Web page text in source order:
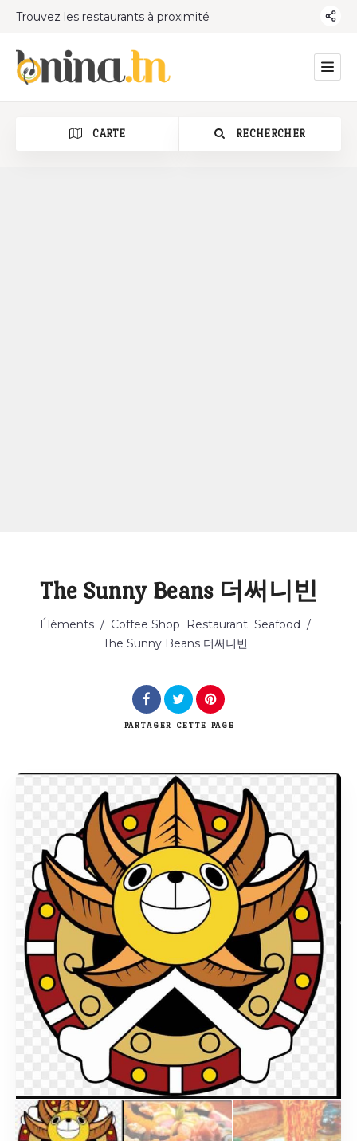
Trouvez les restaurants à proximité
CARTE RECHERCHER
Catégorie
Rechercher
The Sunny Beans 더써니빈
Éléments / Coffee Shop Restaurant Seafood /
The Sunny Beans 더써니빈
PARTAGER CETTE PAGE